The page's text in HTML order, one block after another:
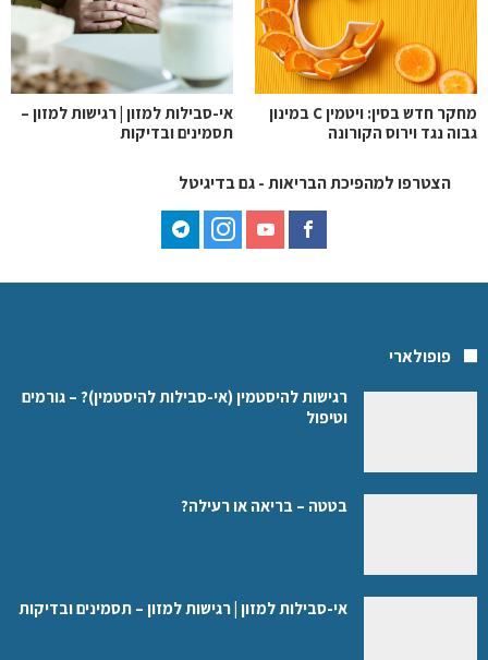
אי-סבילות למזון | רגישות למזון –
תסמינים ובדיקות
מחקר חדש בסין: ויטמין C במינון
גבוה נגד וירוס הקורונה
הצטרפו למהפיכת הבריאות - גם בדיגיטל
פופולארי
רגישות להיסטמין (אי-סבילות להיסטמין)? – גורמים
וטיפול
בטטה – בריאה או רעילה?
אי-סבילות למזון | רגישות למזון – תסמינים ובדיקות